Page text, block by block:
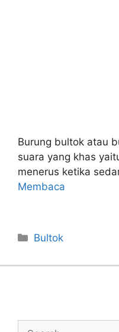
Burung bultok atau
suara yang khas
menerus ketika
Membaca
Categories
Bultok
Search